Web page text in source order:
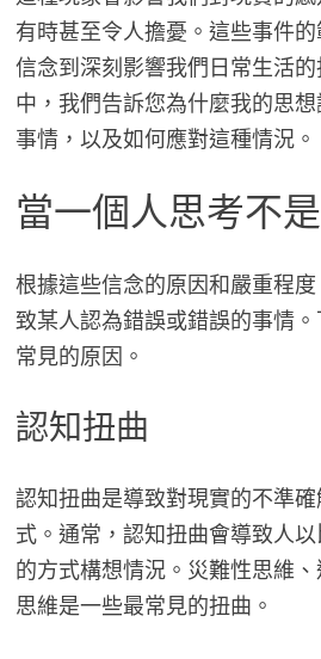
有時甚至令人擔憂。這些事件
信念到深刻影響我們日常生活
中，我們告訴您為什麼我的思
事情，以及如何應對這種情況。
當一個人思考不是
根據這些信念的原因和嚴重程
致某人認為錯誤或錯誤的事情
常見的原因。
認知扭曲
認知扭曲是導致對現實的不準
式。通常，認知扭曲會導致人
的方式構想情況。災難性思維
思維是一些最常見的扭曲。